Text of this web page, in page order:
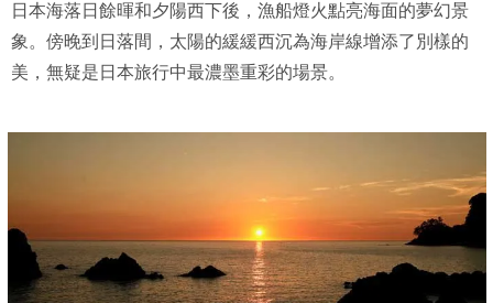
日本海落日餘暉和夕陽西下後，漁船燈火點亮海面的夢幻景
象。傍晚到日落間，太陽的緩緩西沉為海岸線增添了別樣的
美，無疑是日本旅行中最濃墨重彩的場景。